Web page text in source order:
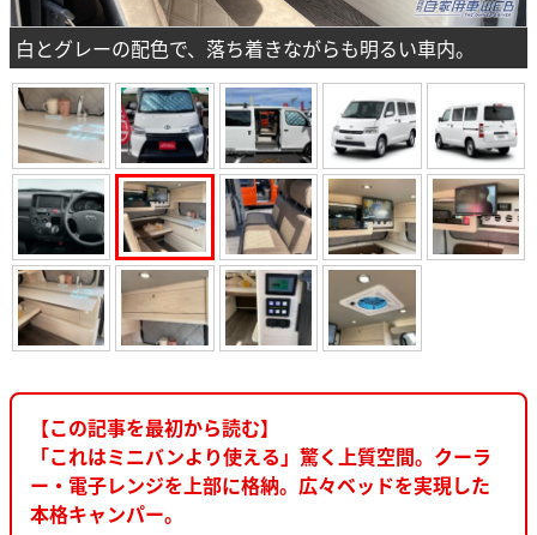
白とグレーの配色で、落ち着きながらも明るい車内。
【この記事を最初から読む】
「これはミニバンより使える」驚く上質空間。クーラ
ー・電子レンジを上部に格納。広々ベッドを実現した
本格キャンパー。